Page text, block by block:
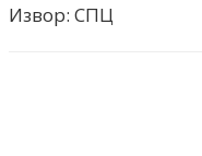
Извор: СПЦ